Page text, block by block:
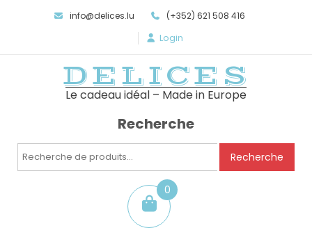
info@delices.lu (+352) 621 508 416
Login
DELICES
Le cadeau idéal – Made in Europe
Recherche
Recherche
Recherche
0
item